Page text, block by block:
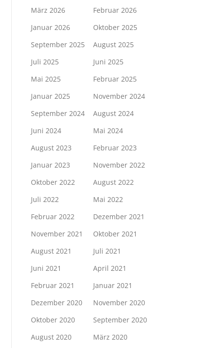
März 2026
Februar 2026
Januar 2026
Oktober 2025
September 2025
August 2025
Juli 2025
Juni 2025
Mai 2025
Februar 2025
Januar 2025
November 2024
September 2024
August 2024
Juni 2024
Mai 2024
August 2023
Februar 2023
Januar 2023
November 2022
Oktober 2022
August 2022
Juli 2022
Mai 2022
Februar 2022
Dezember 2021
November 2021
Oktober 2021
August 2021
Juli 2021
Juni 2021
April 2021
Februar 2021
Januar 2021
Dezember 2020
November 2020
Oktober 2020
September 2020
August 2020
März 2020